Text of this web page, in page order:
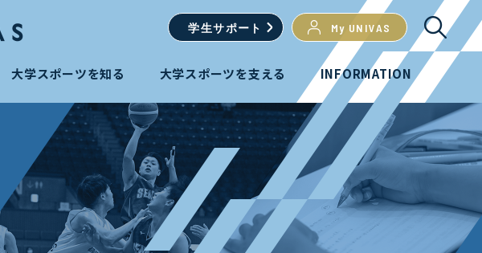
学生サポート My UNIVAS
大学スポーツを知る 大学スポーツを支える INFORMATION